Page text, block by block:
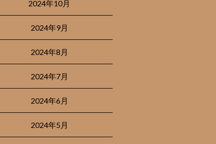
2024年10月
2024年9月
2024年8月
2024年7月
2024年6月
2024年5月